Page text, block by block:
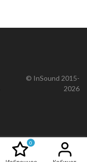
© InSound 2015-
2026
0